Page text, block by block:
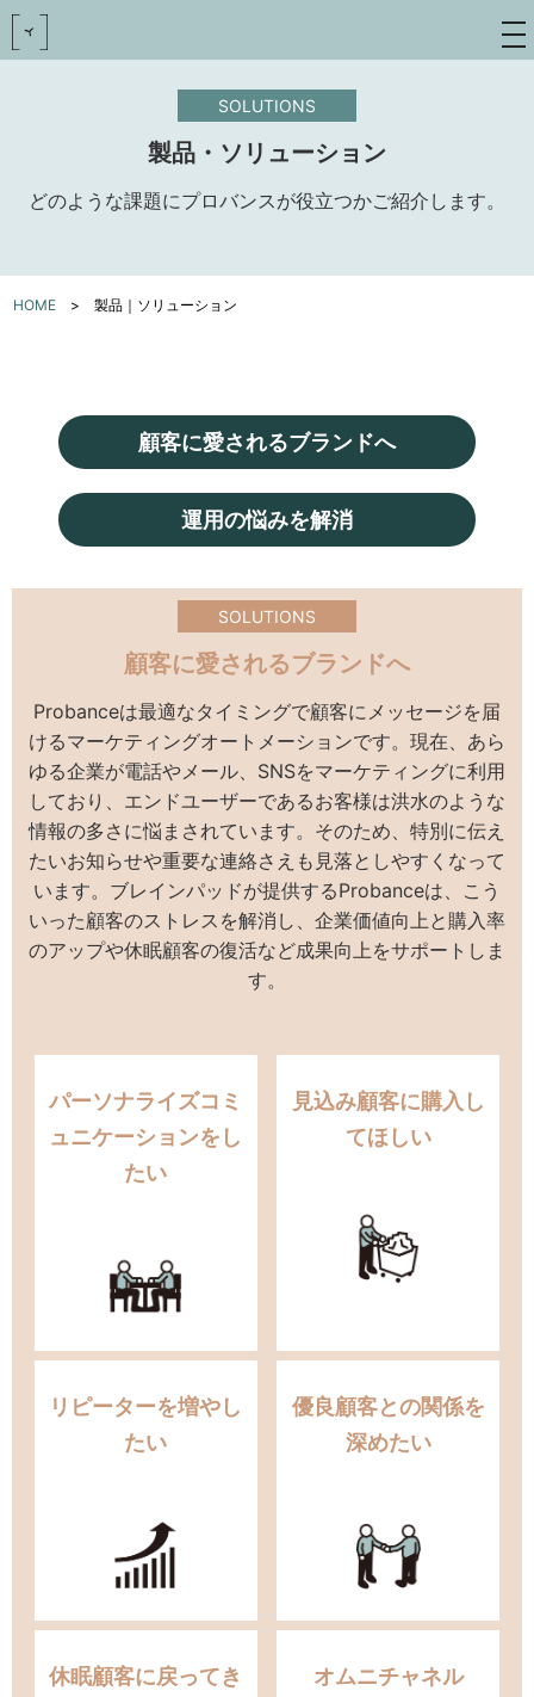
toggle
SOLUTIONS
製品・ソリューション
どのような課題にプロバンスが役立つかご紹介します。
HOME >製品｜ソリューション
顧客に愛されるブランドへ
運用の悩みを解消
SOLUTIONS
顧客に愛されるブランドへ
Probanceは最適なタイミングで顧客にメッセージを届
けるマーケティングオートメーションです。現在、あら
ゆる企業が電話やメール、SNSをマーケティングに利用
しており、エンドユーザーであるお客様は洪水のような
情報の多さに悩まされています。そのため、特別に伝え
たいお知らせや重要な連絡さえも見落としやすくなって
います。ブレインパッドが提供するProbanceは、こう
いった顧客のストレスを解消し、企業価値向上と購入率
のアップや休眠顧客の復活など成果向上をサポートしま
す。
パーソナライズコミ
ュニケーションをし
たい
見込み顧客に購入し
てほしい
リピーターを増やし
たい
優良顧客との関係を
深めたい
休眠顧客に戻ってき
オムニチャネル